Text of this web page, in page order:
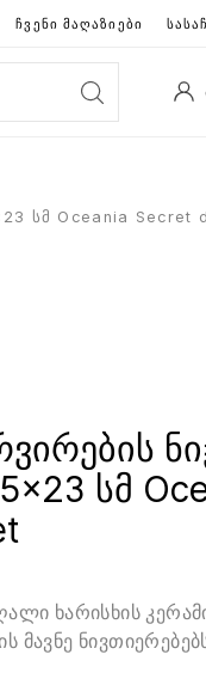
ᲩᲕᲔᲜᲘ ᲛᲐᲦᲐᲖᲘᲔᲑᲘ
სმ Oceania Secret
სმ
ხარისხის
მავნე